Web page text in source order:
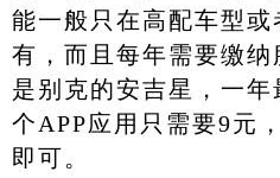
能一般只在高配车型
有，而且每年需要缴
是别克的安吉星，一
个APP应用只需要9元
即可。